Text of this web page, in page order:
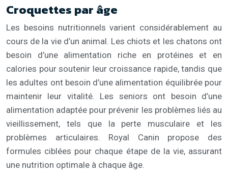
Croquettes par âge
Les besoins nutritionnels varient considérablement au
cours de la vie d’un animal. Les chiots et les chatons ont
besoin d’une alimentation riche en protéines et en
calories pour soutenir leur croissance rapide, tandis que
les adultes ont besoin d’une alimentation équilibrée pour
maintenir leur vitalité. Les seniors ont besoin d’une
alimentation adaptée pour prévenir les problèmes liés au
vieillissement, tels que la perte musculaire et les
problèmes articulaires. Royal Canin propose des
formules ciblées pour chaque étape de la vie, assurant
une nutrition optimale à chaque âge.